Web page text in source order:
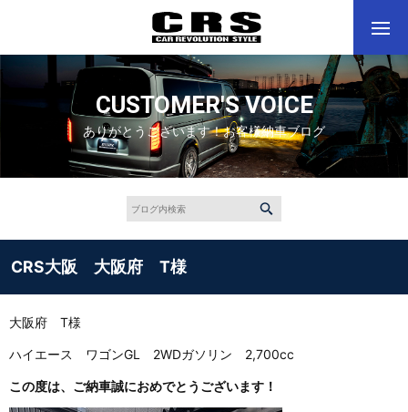
CUSTOMER'S VOICE
ありがとうございます！お客様納車ブログ
CRS大阪 大阪府 T様
大阪府 T様
ハイエース ワゴンGL 2WDガソリン 2,700cc
この度は、ご納車誠におめでとうございます！